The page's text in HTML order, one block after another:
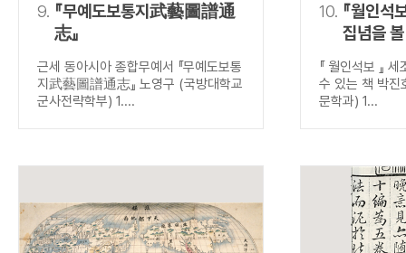
9. 『무예도보통지武藝圖譜通
志』
근세 동아시아 종합무예서 『무예도보통
지武藝圖譜通志』 노영구 (국방대학교
군사전략학부) 1....
10. 『월인석
집념을
『 월인석보 』
수 있는 책 박진
문학과) 1...